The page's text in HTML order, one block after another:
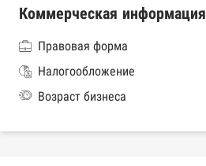
Коммерческая информация
Правовая форма
Налогообложение
Возраст бизнеса